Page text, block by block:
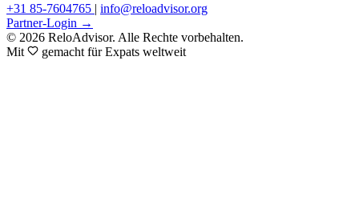
+31 85-7604765 | info@reloadvisor.org
Partner-Login →
© 2026 ReloAdvisor. Alle Rechte vorbehalten.
Mit
gemacht für Expats weltweit